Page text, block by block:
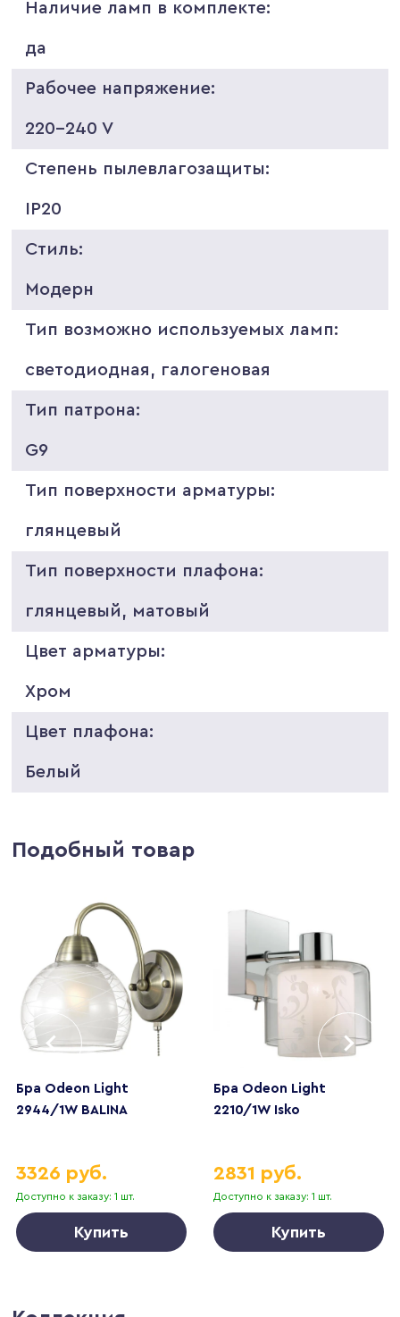
Наличие ламп в комплекте:
да
Рабочее напряжение:
220-240 V
Степень пылевлагозащиты:
IP20
Стиль:
Модерн
Тип возможно используемых ламп:
светодиодная, галогеновая
Тип патрона:
G9
Тип поверхности арматуры:
глянцевый
Тип поверхности плафона:
глянцевый, матовый
Цвет арматуры:
Хром
Цвет плафона:
Белый
Подобный товар
Бра Odeon Light
2944/1W BALINA
Доступно к заказу: 1 шт.
3326 руб.
Купить
Бра Odeon Light
2210/1W Isko
Доступно к заказу: 1 шт.
2831 руб.
Купить